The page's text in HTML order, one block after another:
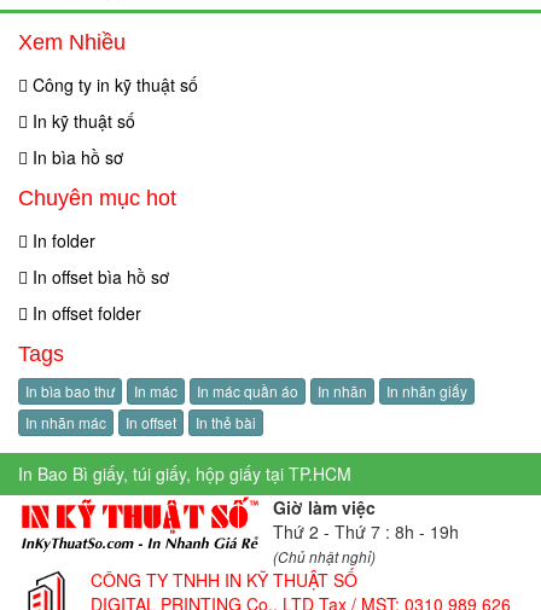
Xem Nhiều
Công ty in kỹ thuật số
In kỹ thuật số
In bìa hồ sơ
Chuyên mục hot
In folder
In offset bìa hồ sơ
In offset folder
Tags
In bìa bao thư In mác In mác quần áo In nhãn
In nhãn giấy
In nhãn mác
In offset In thẻ bài
In Bao Bì giấy, túi giấy, hộp giấy tại TP.HCM
Giờ làm việc
Thứ 2 - Thứ 7 : 8h - 19h
(Chủ nhật nghỉ)
CÔNG TY TNHH IN KỸ THUẬT SỐ
DIGITAL PRINTING Co., LTD Tax / MST: 0310 989 626